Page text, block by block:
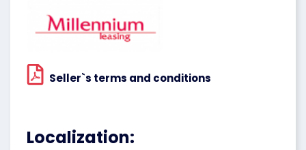
Seller`s terms and conditions
Localization: